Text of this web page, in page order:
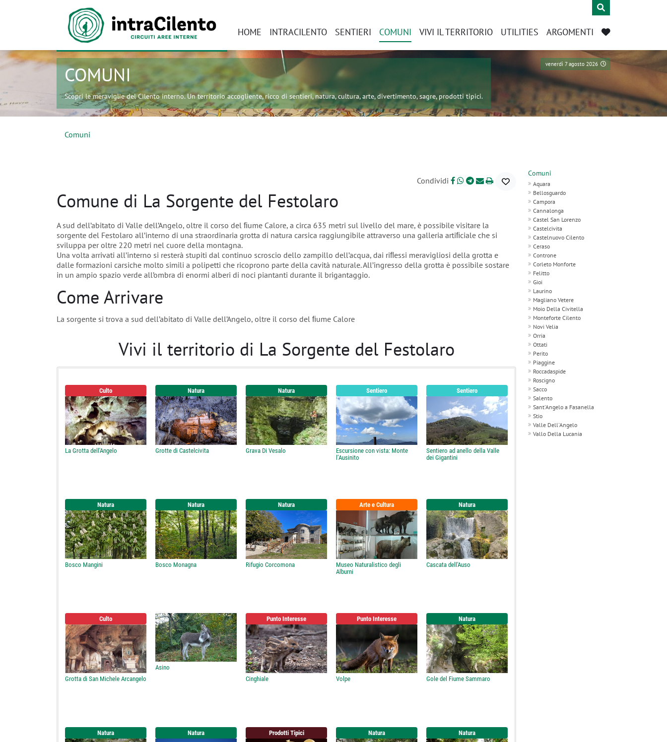
HOME INTRACILENTO SENTIERI COMUNI VIVI IL TERRITORIO UTILITIES ARGOMENTI
venerdì 7 agosto 2026
COMUNI
Scopri le meraviglie del Cilento interno. Un territorio accogliente, ricco di sentieri, natura, cultura, arte, divertimento, sagre, prodotti tipici.
Comuni
Condividi
Comune di La Sorgente del Festolaro
A sud dell’abitato di Valle dell’Angelo, oltre il corso del ﬁume Calore, a circa 635 metri sul livello del mare, è possibile visitare la
sorgente del Festolaro all’interno di una straordinaria grotta di natura carsica raggiungibile attraverso una galleria artiﬁciale che si
sviluppa per oltre 220 metri nel cuore della montagna.
Una volta arrivati all’interno si resterà stupiti dal continuo scroscio dello zampillo dell’acqua, dai riﬂessi meravigliosi della grotta e
dalle formazioni carsiche molto simili a polipetti che ricoprono parte della cavità naturale. All’ingresso della grotta è possibile sostare
in un ampio spazio verde all’ombra di enormi alberi di noci piantanti durante il brigantaggio.
Come Arrivare
La sorgente si trova a sud dell’abitato di Valle dell’Angelo, oltre il corso del ﬁume Calore
Vivi il territorio di La Sorgente del Festolaro
Culto
La Grotta dell'Angelo
Natura
Grotte di Castelcivita
Natura
Grava Di Vesalo
Sentiero
Escursione con vista: Monte
l’Ausinito
Sentiero
Sentiero ad anello della Valle
dei Gigantini
Natura
Bosco Mangini
Natura
Bosco Monagna
Natura
Rifugio Corcomona
Arte e Cultura
Museo Naturalistico degli
Alburni
Natura
Cascata dell'Auso
Culto
Grotta di San Michele Arcangelo
Asino
Punto Interesse
Cinghiale
Punto Interesse
Volpe
Natura
Gole del Fiume Sammaro
Natura Natura Prodotti Tipici Natura Natura
Comuni
Aquara
Bellosguardo
Campora
Cannalonga
Castel San Lorenzo
Castelcivita
Castelnuovo Cilento
Ceraso
Controne
Corleto Monforte
Felitto
Gioi
Laurino
Magliano Vetere
Moio Della Civitella
Monteforte Cilento
Novi Velia
Orria
Ottati
Perito
Piaggine
Roccadaspide
Roscigno
Sacco
Salento
Sant'Angelo a Fasanella
Stio
Valle Dell'Angelo
Vallo Della Lucania